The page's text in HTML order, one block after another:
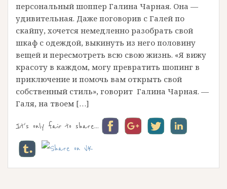
персональный шоппер Галина Чарная. Она —
удивительная. Даже поговорив с Галей по
скайпу, хочется немедленно разобрать свой
шкаф с одеждой, выкинуть из него половину
вещей и пересмотреть всю свою жизнь. «Я вижу
красоту в каждом, могу превратить шопинг в
приключение и помочь вам открыть свой
собственный стиль», говорит Галина Чарная. —
Галя, на твоем […]
It's only fair to share...